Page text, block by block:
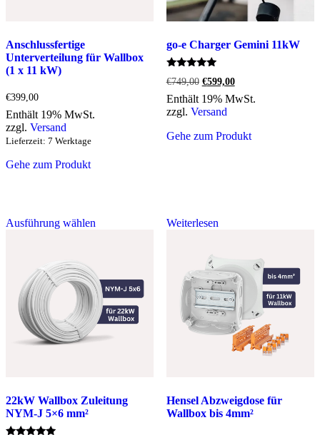
Anschlussfertige
Unterverteilung für Wallbox
(1 x 11 kW)
€399,00
Enthält 19% MwSt.
zzgl. Versand
Lieferzeit: 7 Werktage
Gehe zum Produkt
go-e Charger Gemini 11kW
Bewertet
mit
5.00
von 5
€749,00 Ursprünglicher
Preis
war:
€749,00
€599,00Aktueller
Preis
ist:
Enthält 19% MwSt.
zzgl. Versand
Gehe zum Produkt
Ausführung wählenProdukt
auf.
Die
Optionen
können
auf
der
22kW Wallbox Zuleitung
NYM-J 5×6 mm²
Weiterlesen
Hensel Abzweigdose für
Wallbox bis 4mm²